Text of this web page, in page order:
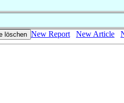
New Report
New Article